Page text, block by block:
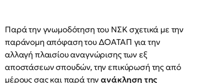
Παρά την γνωμοδότηση του ΝΣΚ σχετικά με την
παράνομη απόφαση του ΔΟΑΤΑΠ για την
αλλαγή πλαισίου αναγνώρισης των εξ
αποστάσεων σπουδών, την επικύρωσή της από
μέρους σας και παρά τηνανάκληση της